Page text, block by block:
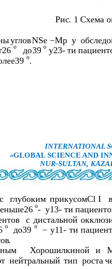
Рис. 1 Схема
угловNSe −Mp у
26 o до39 o у23- ти
39 o.
INTERNATIONAL
«GLOBAL SCIENCE AND
NUR-SULTAN,
с глубоким прикусомCl I
26 o- у13- ти
с дистальной
o до39 o − у11- ти
.
Хорошилкиной и
нейтральный тип роста